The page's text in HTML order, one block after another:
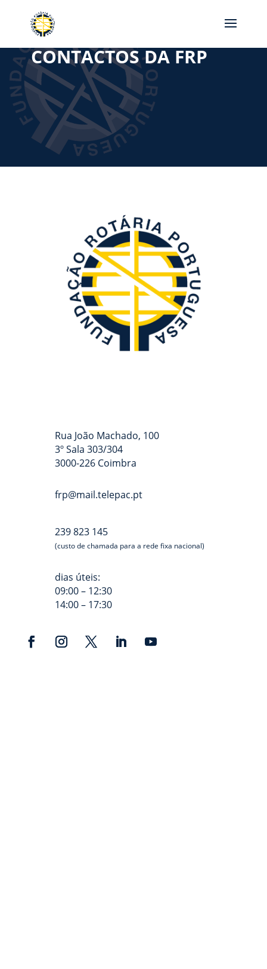
CONTACTOS DA FRP
Rua João Machado, 100
3º Sala 303/304
3000-226 Coimbra
frp@mail.telepac.pt
239 823 145
(custo de chamada para a rede fixa nacional)
dias úteis:
09:00 – 12:30
14:00 – 17:30